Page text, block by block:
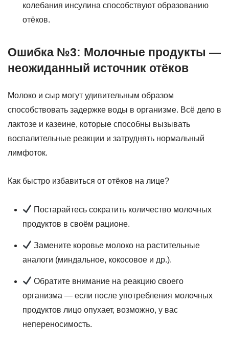
колебания инсулина способствуют образованию
отёков.
Ошибка №3: Молочные продукты —
неожиданный источник отёков
Молоко и сыр могут удивительным образом
способствовать задержке воды в организме. Всё дело в
лактозе и казеине, которые способны вызывать
воспалительные реакции и затруднять нормальный
лимфоток.
Как быстро избавиться от отёков на лице?
Постарайтесь сократить количество молочных
продуктов в своём рационе.
Замените коровье молоко на растительные
аналоги (миндальное, кокосовое и др.).
Обратите внимание на реакцию своего
организма — если после употребления молочных
продуктов лицо опухает, возможно, у вас
непереносимость.